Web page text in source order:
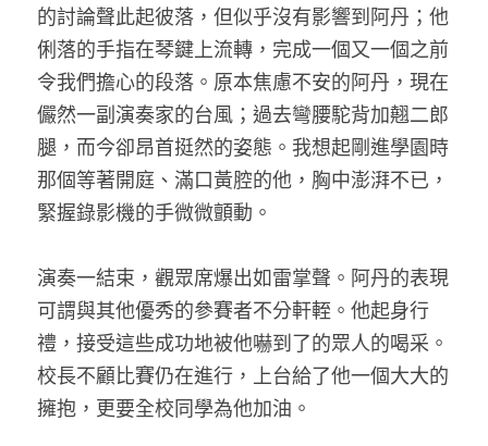
的討論聲此起彼落，但似乎沒有影響到阿丹；他
俐落的手指在琴鍵上流轉，完成一個又一個之前
令我們擔心的段落。原本焦慮不安的阿丹，現在
儼然一副演奏家的台風；過去彎腰駝背加翹二郎
腿，而今卻昂首挺然的姿態。我想起剛進學園時
那個等著開庭、滿口黃腔的他，胸中澎湃不已，
緊握錄影機的手微微顫動。
演奏一結束，觀眾席爆出如雷掌聲。阿丹的表現
可謂與其他優秀的參賽者不分軒輊。他起身行
禮，接受這些成功地被他嚇到了的眾人的喝采。
校長不顧比賽仍在進行，上台給了他一個大大的
擁抱，更要全校同學為他加油。